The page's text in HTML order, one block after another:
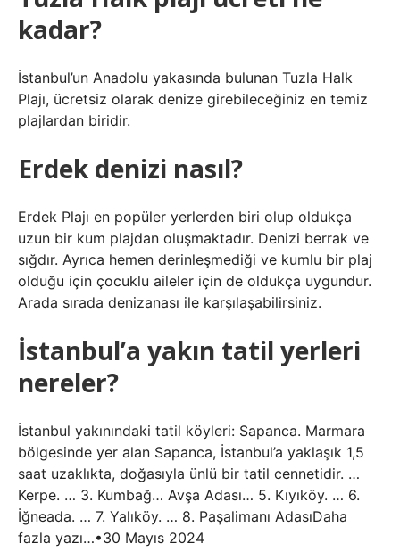
kadar?
İstanbul’un Anadolu yakasında bulunan Tuzla Halk
Plajı, ücretsiz olarak denize girebileceğiniz en temiz
plajlardan biridir.
Erdek denizi nasıl?
Erdek Plajı en popüler yerlerden biri olup oldukça
uzun bir kum plajdan oluşmaktadır. Denizi berrak ve
sığdır. Ayrıca hemen derinleşmediği ve kumlu bir plaj
olduğu için çocuklu aileler için de oldukça uygundur.
Arada sırada denizanası ile karşılaşabilirsiniz.
İstanbul’a yakın tatil yerleri
nereler?
İstanbul yakınındaki tatil köyleri: Sapanca. Marmara
bölgesinde yer alan Sapanca, İstanbul’a yaklaşık 1,5
saat uzaklıkta, doğasıyla ünlü bir tatil cennetidir. …
Kerpe. … 3. Kumbağ… Avşa Adası… 5. Kıyıköy. … 6.
İğneada. … 7. Yalıköy. … 8. Paşalimanı AdasıDaha
fazla yazı…•30 Mayıs 2024